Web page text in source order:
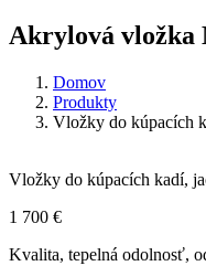
Akrylová vložka
Domov
Produkty
Vložky do kúpacích
Vložky do kúpacích kadí,
1 700 €
Kvalita, tepelná odolnosť,